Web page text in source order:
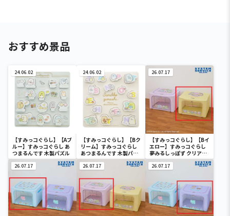
おすすめ景品
24.06.02
【すみっコぐらし】【Aブ
ルー】すみっコぐらし あ
つまるんです 木製パズル
24.06.02
【すみっコぐらし】【Bク
リーム】すみっコぐらし
あつまるんです 木製パズ
ル
26.07.17
【すみっコぐらし】【Bイ
エロー】すみっコぐらし
夢みるしっぽず クリア窓
付き収納ボックス
26.07.17 26.07.17 26.07.17